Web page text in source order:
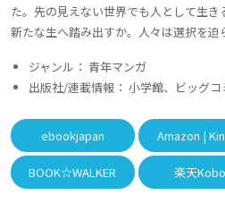
た。先の見えない世界でも人として生
新たな生へ踏み出すか。人々は選択を迫ら
ジャンル： 青年マンガ
出版社/連載情報： 小学館、ビッグ
ebookjapan Amazon |
BOOK☆WALKER 楽天Kobo